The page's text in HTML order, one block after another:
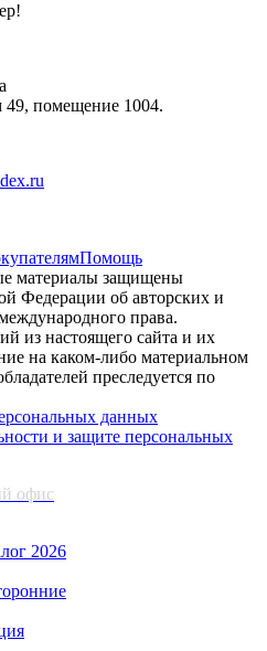
49, помещение 1004.
Помощь
материалы защищены
Федерации об авторских и
права.
из настоящего сайта и их
на каком-либо материальном
преследуется по
данных
и защите персональных
офис
2026